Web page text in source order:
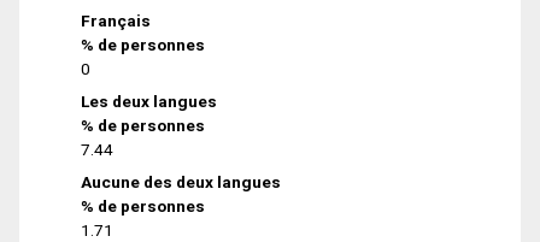
Français
% de personnes
0
Les deux langues
% de personnes
7.44
Aucune des deux langues
% de personnes
1.71